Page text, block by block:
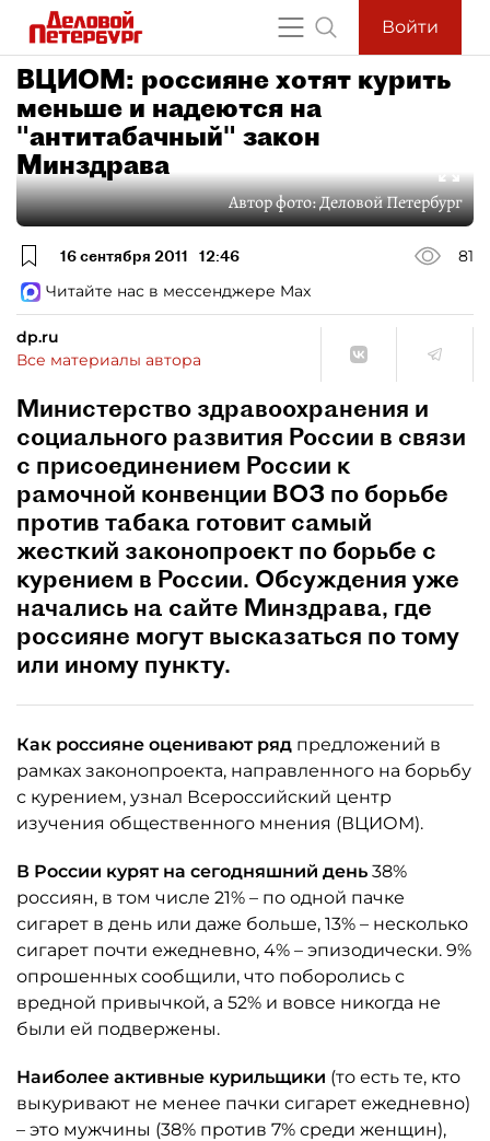
Войти
ВЦИОМ: россияне хотят курить
меньше и надеются на
"антитабачный" закон
Минздрава
Автор фото:Деловой Петербург
16 сентября 2011 12:46
81
Читайте нас в мессенджере Max
dp.ru
Все материалы автора
Министерство здравоохранения и
социального развития России в связи
с присоединением России к
рамочной конвенции ВОЗ по борьбе
против табака готовит самый
жесткий законопроект по борьбе с
курением в России. Обсуждения уже
начались на сайте Минздрава, где
россияне могут высказаться по тому
или иному пункту.
Как россияне оценивают ряд предложений в
рамках законопроекта, направленного на борьбу
с курением, узнал Всероссийский центр
изучения общественного мнения (ВЦИОМ).
В России курят на сегодняшний день 38%
россиян, в том числе 21% – по одной пачке
сигарет в день или даже больше, 13% – несколько
сигарет почти ежедневно, 4% – эпизодически. 9%
опрошенных сообщили, что поборолись с
вредной привычкой, а 52% и вовсе никогда не
были ей подвержены.
Наиболее активные курильщики (то есть те, кто
выкуривают не менее пачки сигарет ежедневно)
– это мужчины (38% против 7% среди женщин),